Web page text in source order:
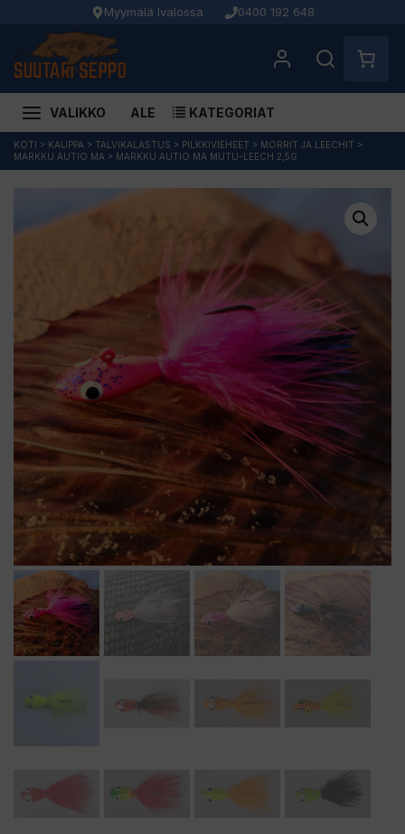
Myymälä Ivalossa 0400 192 648
VALIKKO ALE KATEGORIAT
Siirry
sisältöön
KOTI > KAUPPA > TALVIKALASTUS > PILKKIVIEHEET > MORRIT JA LEECHIT >
MARKKU AUTIO MA > MARKKU AUTIO MA MUTU-LEECH 2,5G